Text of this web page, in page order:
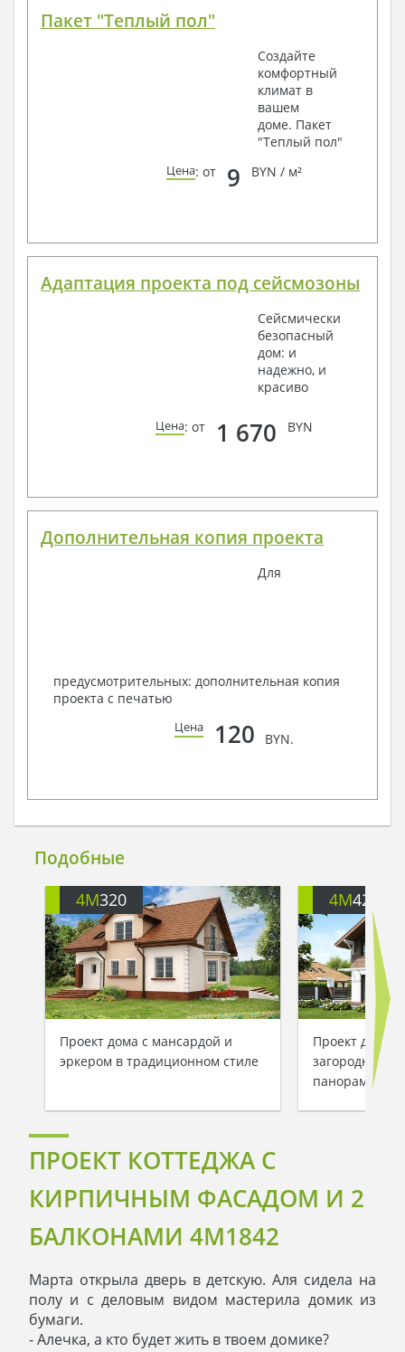
Пакет "Теплый пол"
Создайте
комфортный
климат в
вашем
доме. Пакет
"Теплый пол"
Цена: от 9 BYN / м²
Адаптация проекта под сейсмозоны
Сейсмически
безопасный
дом: и
надежно, и
красиво
Цена: от 1 670 BYN
Дополнительная копия проекта
Для
предусмотрительных: дополнительная копия
проекта с печатью
Цена 120 BYN.
Подобные
4M320
Проект дома с мансардой и
эркером в традиционном стиле
4M426
Проект
загородного
панорамным
ПРОЕКТ КОТТЕДЖА С
КИРПИЧНЫМ ФАСАДОМ И 2
БАЛКОНАМИ 4M1842
Марта открыла дверь в детскую. Аля сидела на
полу и с деловым видом мастерила домик из
бумаги.
- Алечка, а кто будет жить в твоем домике?